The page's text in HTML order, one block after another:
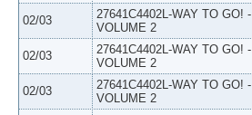
02/03
27641C4402L-WAY TO GO! -
VOLUME 2
02/03
27641C4402L-WAY TO GO! -
VOLUME 2
02/03
27641C4402L-WAY TO GO! -
VOLUME 2